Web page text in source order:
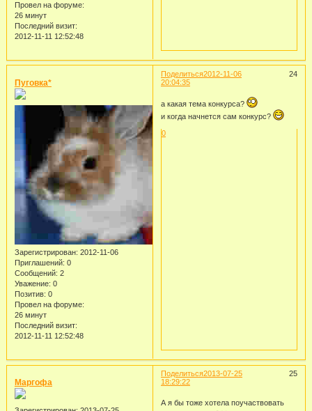
Провел на форуме:
26 минут
Последний визит:
2012-11-11 12:52:48
Поделиться 24
2012-11-06
20:04:35
Пуговка*
Зарегистрирован: 2012-11-06
Приглашений: 0
Сообщений: 2
Уважение: 0
Позитив: 0
Провел на форуме:
26 минут
Последний визит:
2012-11-11 12:52:48
а какая тема конкурса?
и когда начнется сам конкурс?
0
Поделиться 25
2013-07-25
18:29:22
Маргофа
А я бы тоже хотела поучаствовать